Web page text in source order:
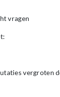
vragen
vergroten